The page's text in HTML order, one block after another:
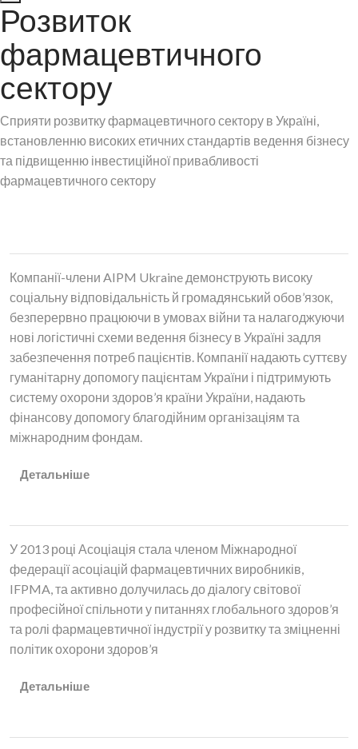
Розвиток
фармацевтичного
сектору
Сприяти розвитку фармацевтичного сектору в Україні,
встановленню високих етичних стандартів ведення бізнесу
та підвищенню інвестиційної привабливості
фармацевтичного сектору
Компанії-члени AIPM Ukraine демонструють високу
соціальну відповідальність й громадянський обов’язок,
безперервно працюючи в умовах війни та налагоджуючи
нові логістичні схеми ведення бізнесу в Україні задля
забезпечення потреб пацієнтів. Компанії надають суттєву
гуманітарну допомогу пацієнтам України і підтримують
систему охорони здоров’я країни України, надають
фінансову допомогу благодійним організаціям та
міжнародним фондам.
Детальніше
У 2013 році Асоціація стала членом Міжнародної
федерації асоціацій фармацевтичних виробників,
IFPMA, та активно долучилась до діалогу світової
професійної спільноти у питаннях глобального здоров’я
та ролі фармацевтичної індустрії у розвитку та зміцненні
політик охорони здоров’я
Детальніше